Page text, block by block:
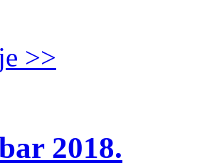
>>
2018.